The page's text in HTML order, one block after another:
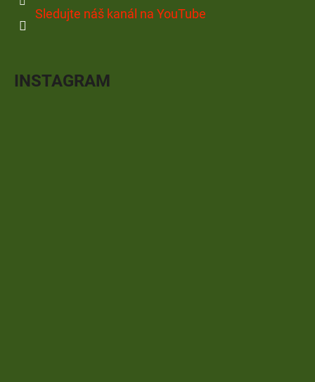
Sledujte náš kanál na YouTube
INSTAGRAM